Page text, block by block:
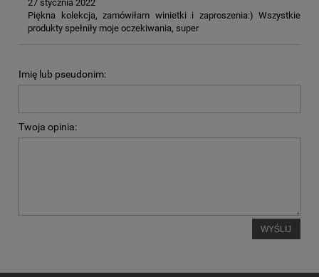
27 stycznia 2022
Piękna kolekcja, zamówiłam winietki i zaproszenia:) Wszystkie
produkty spełniły moje oczekiwania, super
Imię lub pseudonim:
Twoja opinia:
WYŚLIJ